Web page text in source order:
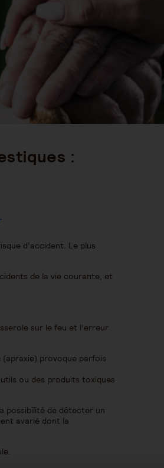
:
d’accident. Le plus
de la vie courante, et
sur le feu et l’erreur
provoque parfois
ou des produits toxiques
possibilité de détecter un
avarié dont la